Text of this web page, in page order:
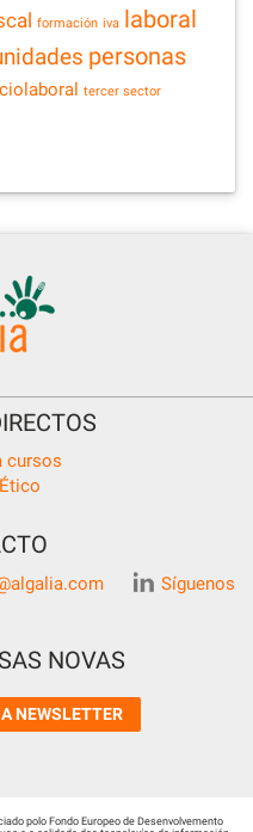
formación iva laboral
personas
tercer sector
cursos
Síguenos
NOVAS
NEWSLETTER
polo Fondo Europeo de Desenvolvemento